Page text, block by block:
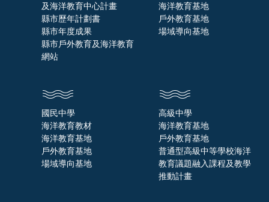
及海洋教育中心計畫
縣市歷年計劃書
縣市年度成果
縣市戶外教育及海洋教育
網站
海洋教育基地
戶外教育基地
場域導向基地
國民中學
海洋教育教材
海洋教育基地
戶外教育基地
場域導向基地
高級中學
海洋教育基地
戶外教育基地
普通型高級中等學校海洋
教育議題融入課程及教學
推動計畫